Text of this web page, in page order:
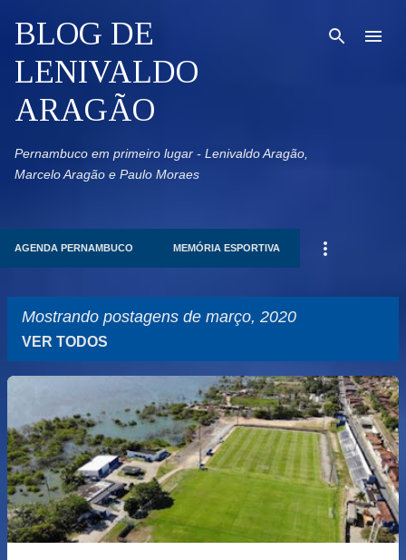
Pular para o conteúdo principal
BLOG DE
LENIVALDO
ARAGÃO
Pernambuco em primeiro lugar - Lenivaldo Aragão,
Marcelo Aragão e Paulo Moraes
AGENDA PERNAMBUCO MEMÓRIA ESPORTIVA
Mostrando postagens de março, 2020
VER TODOS
o
s
a
g